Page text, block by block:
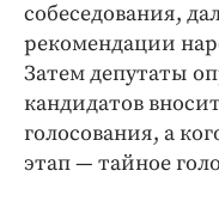
собеседования,
рекомендации
Затем депутаты
кандидатов
голосования, а
этап — тайное